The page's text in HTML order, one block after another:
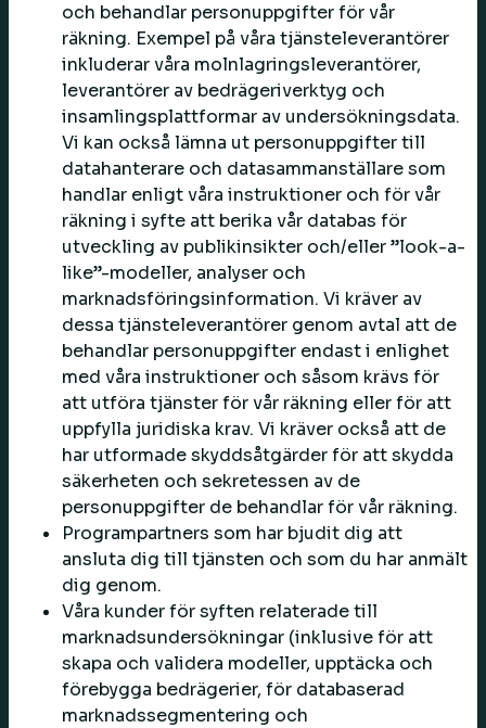
och behandlar personuppgifter för vår
räkning. Exempel på våra tjänsteleverantörer
inkluderar våra molnlagringsleverantörer,
leverantörer av bedrägeriverktyg och
insamlingsplattformar av undersökningsdata.
Vi kan också lämna ut personuppgifter till
datahanterare och datasammanställare som
handlar enligt våra instruktioner och för vår
räkning i syfte att berika vår databas för
utveckling av publikinsikter och/eller ”look-a-
like”-modeller, analyser och
marknadsföringsinformation. Vi kräver av
dessa tjänsteleverantörer genom avtal att de
behandlar personuppgifter endast i enlighet
med våra instruktioner och såsom krävs för
att utföra tjänster för vår räkning eller för att
uppfylla juridiska krav. Vi kräver också att de
har utformade skyddsåtgärder för att skydda
säkerheten och sekretessen av de
personuppgifter de behandlar för vår räkning.
Programpartners som har bjudit dig att
ansluta dig till tjänsten och som du har anmält
dig genom.
Våra kunder för syften relaterade till
marknadsundersökningar (inklusive för att
skapa och validera modeller, upptäcka och
förebygga bedrägerier, för databaserad
marknadssegmentering och